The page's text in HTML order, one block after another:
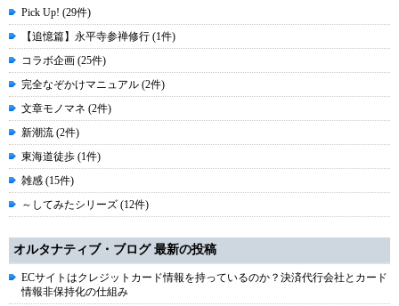
Pick Up! (29件)
【追憶篇】永平寺参禅修行 (1件)
コラボ企画 (25件)
完全なぞかけマニュアル (2件)
文章モノマネ (2件)
新潮流 (2件)
東海道徒歩 (1件)
雑感 (15件)
～してみたシリーズ (12件)
オルタナティブ・ブログ 最新の投稿
ECサイトはクレジットカード情報を持っているのか？決済代行会社とカード
情報非保持化の仕組み